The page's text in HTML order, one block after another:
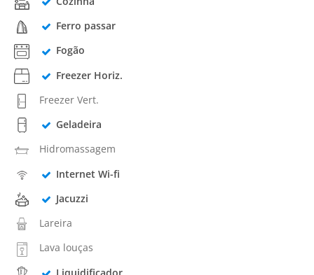
Ferro passar
Fogão
Freezer Horiz.
Freezer Vert.
Geladeira
Hidromassagem
Internet Wi-fi
Jacuzzi
Lareira
Lava louças
Liquidificador